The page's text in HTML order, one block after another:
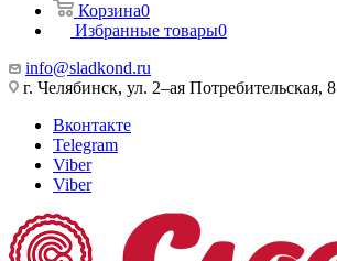
Корзина0
Избранные товары0
info@sladkond.ru
г. Челябинск, ул. 2–ая Потребительская, 8
Вконтакте
Telegram
Viber
Viber